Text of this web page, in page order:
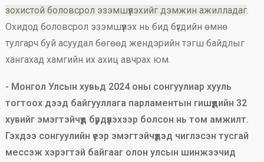
зохистой боловсрол эзэмшүүлэхийг дэмжин ажилладаг
Охидод боловсрол эзэмшүүлэх нь бид бүгдийн өмнө
тулгарч буй асуудал бөгөөд жендэрийн тэгш байдлыг
хангахад хамгийн их ахиц авчрах юм.
- Монгол Улсын хувьд 2024 оны сонгуулиар хууль
тогтоох дээд байгууллага парламентын гишүүдийн 32
хувийг эмэгтэйчүүд бүрдүүлэхээр болсон нь том амжилт.
Гэхдээ сонгуулийн үеэр эмэгтэйчүүдэд чиглэсэн тусгай
мессэж хэрэгтэй байгааг олон улсын шинжээчид